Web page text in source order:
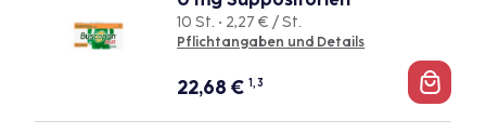
10 St. • 2,27 € / St.
Pflichtangaben und Details
22,68€ 1, 3